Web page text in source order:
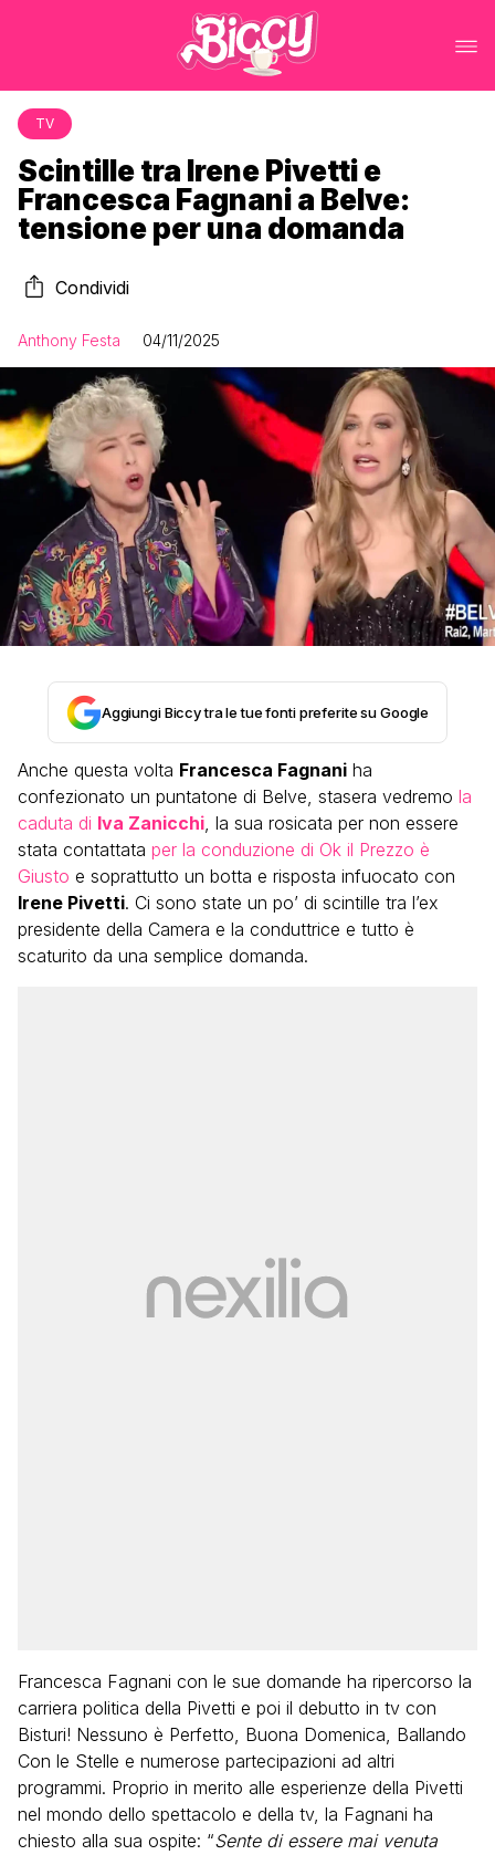
TV
Scintille tra Irene Pivetti e
Francesca Fagnani a Belve:
tensione per una domanda
Condividi
Anthony Festa 04/11/2025
Aggiungi Biccy tra le tue fonti preferite su Google
Anche questa volta Francesca Fagnani ha
confezionato un puntatone di Belve, stasera vedremo la
caduta di Iva Zanicchi, la sua rosicata per non essere
stata contattata per la conduzione di Ok il Prezzo è
Giusto e soprattutto un botta e risposta infuocato con
Irene Pivetti. Ci sono state un po’ di scintille tra l’ex
presidente della Camera e la conduttrice e tutto è
scaturito da una semplice domanda.
Francesca Fagnani con le sue domande ha ripercorso la
carriera politica della Pivetti e poi il debutto in tv con
Bisturi! Nessuno è Perfetto, Buona Domenica, Ballando
Con le Stelle e numerose partecipazioni ad altri
programmi. Proprio in merito alle esperienze della Pivetti
nel mondo dello spettacolo e della tv, la Fagnani ha
chiesto alla sua ospite: “Sente di essere mai venuta